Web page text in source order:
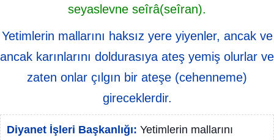
seyaslevne seîrâ(seîran).
Yetimlerin mallarını haksız yere yiyenler, ancak ve
ancak karınlarını doldurasıya ateş yemiş olurlar ve
zaten onlar çılgın bir ateşe (cehenneme)
gireceklerdir.
Diyanet İşleri Başkanlığı: Yetimlerin mallarını